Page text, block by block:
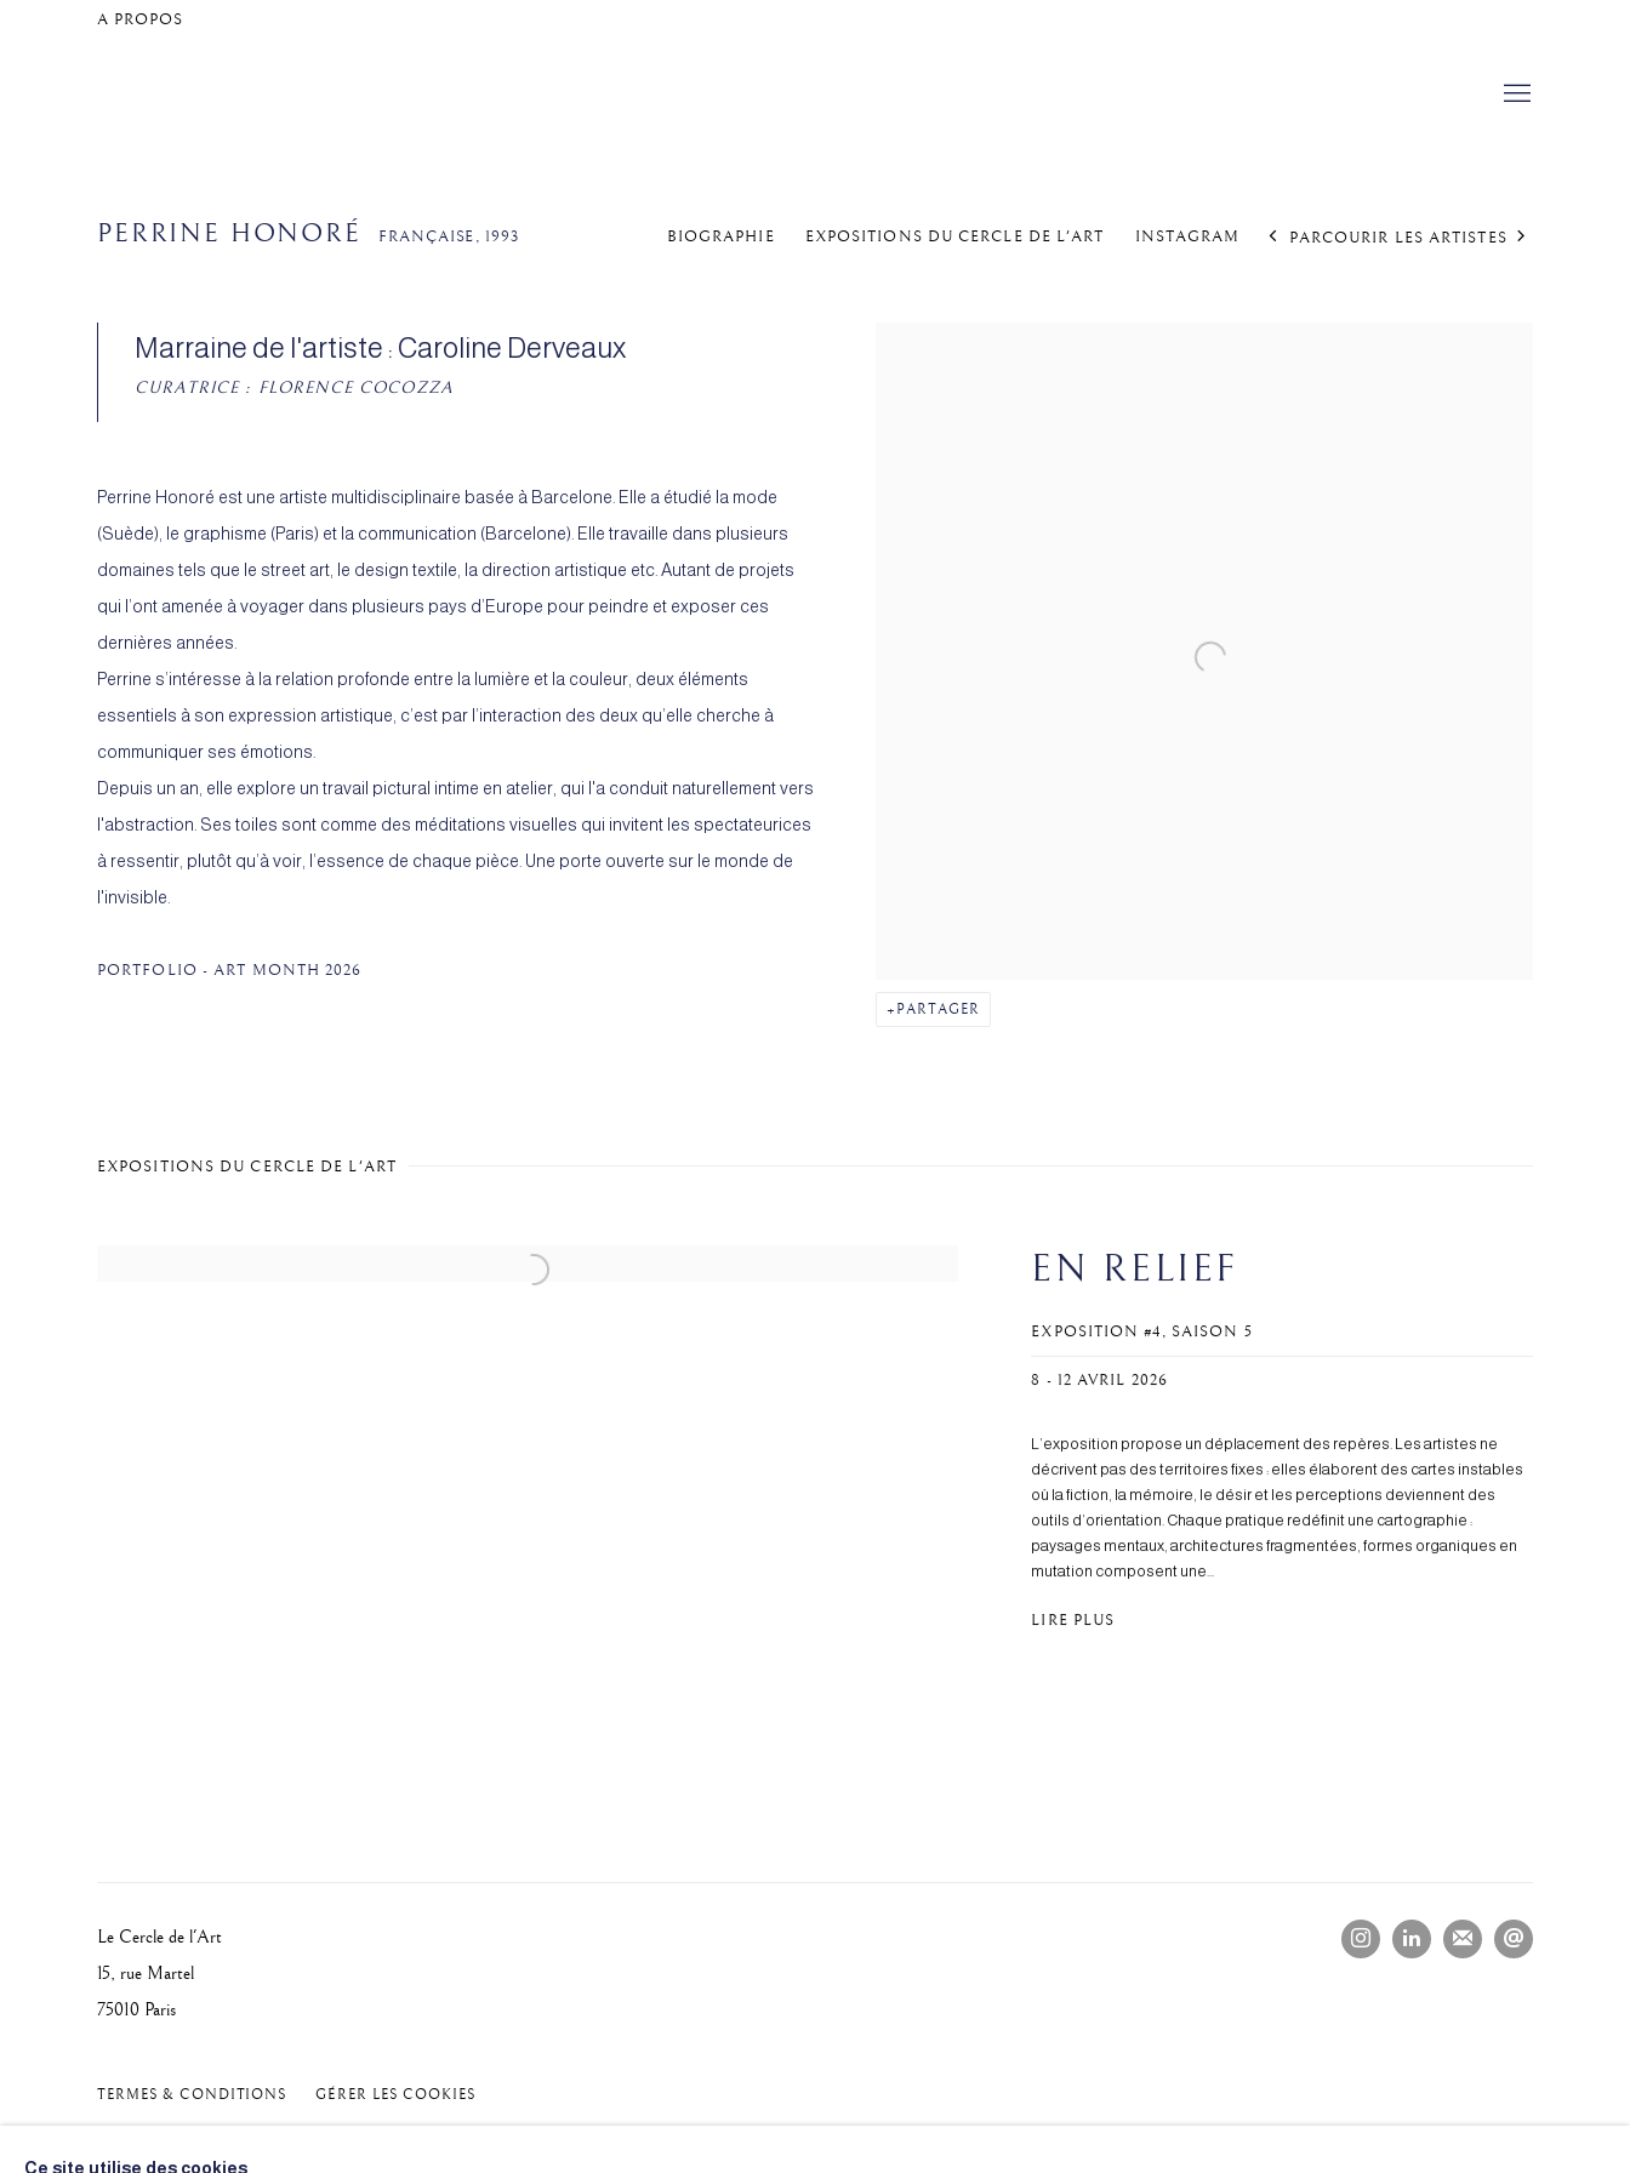
A PROPOS
PERRINE HONORÉ FRANÇAISE, 1993 BIOGRAPHIE EXPOSITIONS DU CERCLE DE L'ART INSTAGRAM PARCOURIR LES ARTISTES
PARTAGER
Marraine de l'artiste : Caroline Derveaux
CURATRICE : FLORENCE COCOZZA
Perrine Honoré est une artiste multidisciplinaire basée à Barcelone. Elle a étudié la mode
(Suède), le graphisme (Paris) et la communication (Barcelone). Elle travaille dans plusieurs
domaines tels que le street art, le design textile, la direction artistique etc. Autant de projets
qui l’ont amenée à voyager dans plusieurs pays d’Europe pour peindre et exposer ces
dernières années.
Perrine s’intéresse à la relation profonde entre la lumière et la couleur, deux éléments
essentiels à son expression artistique, c’est par l’interaction des deux qu’elle cherche à
communiquer ses émotions.
Depuis un an, elle explore un travail pictural intime en atelier, qui l'a conduit naturellement vers
l'abstraction. Ses toiles sont comme des méditations visuelles qui invitent les spectateurices
à ressentir, plutôt qu’à voir, l’essence de chaque pièce. Une porte ouverte sur le monde de
l'invisible.
PORTFOLIO - ART MONTH 2026
EXPOSITIONS DU CERCLE DE L'ART
EN RELIEF
EXPOSITION #4, SAISON 5
8 - 12 AVRIL 2026
L’exposition propose un déplacement des repères. Les artistes ne
décrivent pas des territoires fixes : elles élaborent des cartes instables
où la fiction, la mémoire, le désir et les perceptions deviennent des
outils d’orientation. Chaque pratique redéfinit une cartographie :
paysages mentaux, architectures fragmentées, formes organiques en
mutation composent une...
LIRE PLUS
Le Cercle de l'Art
15, rue Martel
75010 Paris
TERMES & CONDITIONS GÉRER LES COOKIES
Ce site utilise des cookies